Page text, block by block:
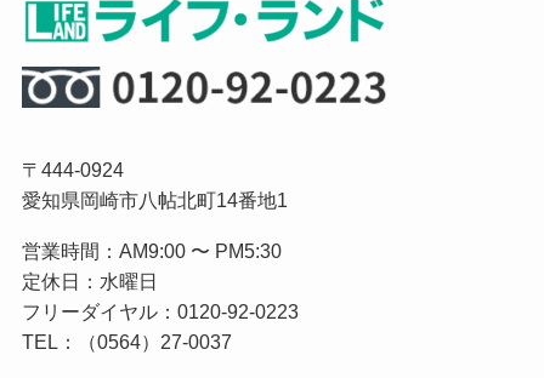
〒444-0924
愛知県岡崎市八帖北町14番地1
営業時間：AM9:00 〜 PM5:30
定休日：水曜日
フリーダイヤル：0120-92-0223
TEL：（0564）27-0037